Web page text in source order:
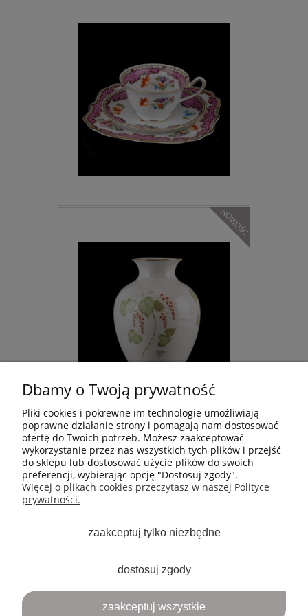
NOWOŚĆ
MOJE KONTO
PŁATNOŚCI I DOSTAWA
Dbamy o Twoją prywatność
Pliki cookies i pokrewne im technologie umożliwiają
poprawne działanie strony i pomagają nam dostosować
ofertę do Twoich potrzeb. Możesz zaakceptować
wykorzystanie przez nas wszystkich tych plików i przejść
do sklepu lub dostosować użycie plików do swoich
preferencji, wybierając opcję "Dostosuj zgody".
Więcej o plikach cookies przeczytasz w naszej Polityce
prywatności.
zaakceptuj tylko niezbędne
dostosuj zgody
zaakceptuj wszystkie